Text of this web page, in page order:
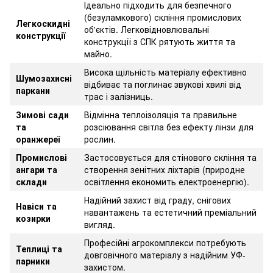
Легкоскидні
конструкції
Ідеально підходить для безпечного
(безуламкового) скління промислових
об'єктів. Легковідновлювальні
конструкції з СПК рятують життя та
майно.
Шумозахисні
паркани
Висока щільність матеріалу ефективно
відбиває та поглинає звукові хвилі від
трас і залізниць.
Зимові сади
та
оранжереї
Відмінна теплоізоляція та правильне
розсіювання світла без ефекту лінзи для
рослин.
Промислові
ангари та
склади
Застосовується для стінового скління та
створення зенітних ліхтарів (природне
освітлення економить електроенергію).
Навіси та
козирки
Надійний захист від граду, снігових
навантажень та естетичний преміальний
вигляд.
Теплиці та
парники
Професійні агрокомплекси потребують
довговічного матеріалу з надійним УФ-
захистом.